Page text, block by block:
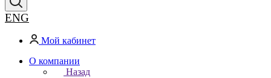
ENG
Мой кабинет
О компании
Назад